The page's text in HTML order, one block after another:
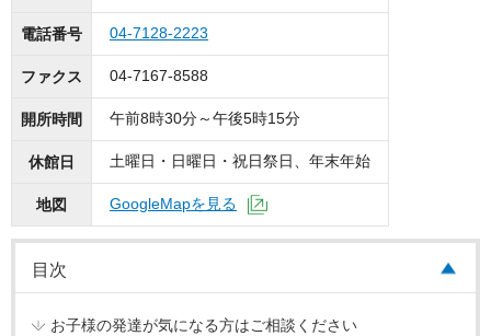
電話番号 04-7128-2223
ファクス 04-7167-8588
開所時間 午前8時30分～午後5時15分
休館日 土曜日・日曜日・祝日祭日、年末年始
地図 GoogleMapを見る
目次
お子様の発達が気になる方はご相談ください